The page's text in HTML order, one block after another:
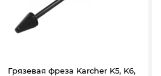
Грязевая фреза Karcher K5, K6,